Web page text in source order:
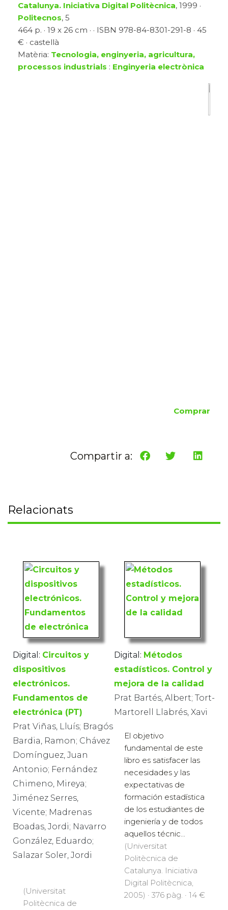
Catalunya. Iniciativa Digital Politècnica, 1999 ·
Politecnos, 5
464 p. · 19 x 26 cm · · ISBN 978-84-8301-291-8 · 45
€ · castellà
Matèria: Tecnologia, enginyeria, agricultura,
processos industrials : Enginyeria electrònica
Comprar
Compartir a:
Relacionats
Digital: Circuitos y
dispositivos
electrónicos.
Fundamentos de
electrónica (PT)
Prat Viñas, Lluís; Bragós
Bardia, Ramon; Chávez
Domínguez, Juan
Antonio; Fernández
Chimeno, Mireya;
Jiménez Serres,
Vicente; Madrenas
Boadas, Jordi; Navarro
González, Eduardo;
Salazar Soler, Jordi
(Universitat
Politècnica de
Digital: Métodos
estadísticos. Control y
mejora de la calidad
Prat Bartés, Albert; Tort-
Martorell Llabrés, Xavi
El objetivo
fundamental de este
libro es satisfacer las
necesidades y las
expectativas de
formación estadística
de los estudiantes de
ingeniería y de todos
aquellos técnic...
(Universitat
Politècnica de
Catalunya. Iniciativa
Digital Politècnica,
2005) · 376 pàg. · 14 €